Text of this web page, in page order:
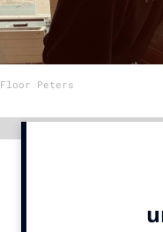
12 nov: MarketingLive!
Adverteren
Events
Vacatures
Floor Peters